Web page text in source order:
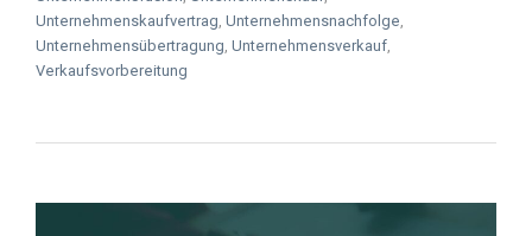
Unternehmenskaufvertrag, Unternehmensnachfolge,
Unternehmensübertragung, Unternehmensverkauf,
Verkaufsvorbereitung